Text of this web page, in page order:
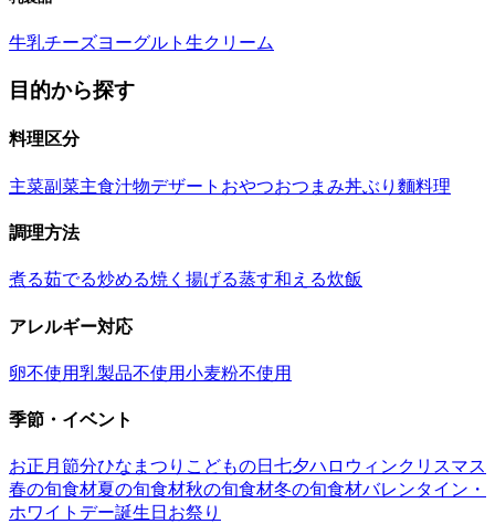
牛乳チーズヨーグルト 生クリーム
目的から探す
料理区分
主菜副菜主食汁物デザート おやつおつまみ丼ぶり 麵料理
調理方法
煮る茹でる炒める焼く 揚げる蒸す和える炊飯
アレルギー対応
卵不使用乳製品不使用小麦粉不使用
季節・イベント
お正月 節分ひなまつり こどもの日 七夕ハロウィンクリスマス
春の旬食材夏の旬食材秋の旬食材冬の旬食材バレンタイン・
ホワイトデー誕生日 お祭り